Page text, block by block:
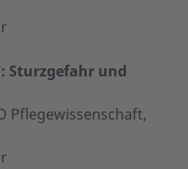
Sturzgefahr und
Pflegewissenschaft,